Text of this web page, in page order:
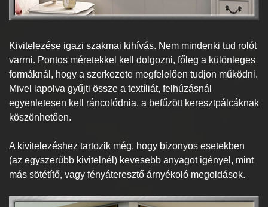
Kivitelezése igazi szakmai kihívás. Nem mindenki tud rolót
varrni. Pontos méretekkel kell dolgozni, főleg a különleges
formáknál, hogy a szerkezete megfelelően tudjon működni.
Mivel lapolva gyűjti össze a textíliát, felhúzásnál
egyenletesen kell ráncolódnia, a befűzött keresztpálcáknak
köszönhetően.
A kivitelezéshez tartozik még, hogy bizonyos esetekben
(az egyszerűbb kivitelnél) kevesebb anyagot igényel, mint
más sötétítő, vagy fényáteresztő árnyékoló megoldások.